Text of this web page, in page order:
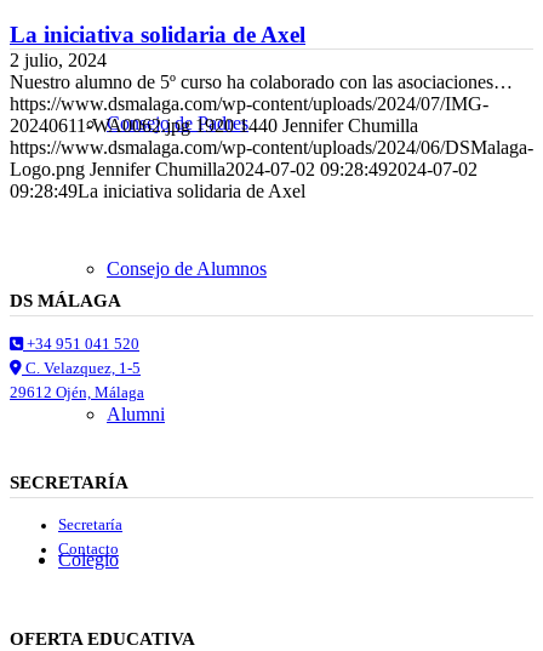
Consejo de Padres
Consejo de Alumnos
Alumni
Colegio
La iniciativa solidaria de Axel
2 julio, 2024
Nuestro alumno de 5º curso ha colaborado con las asociaciones…
https://www.dsmalaga.com/wp-content/uploads/2024/07/IMG-
20240611-WA0062.jpg 1920 1440 Jennifer Chumilla
https://www.dsmalaga.com/wp-content/uploads/2024/06/DSMalaga-
Logo.png Jennifer Chumilla2024-07-02 09:28:492024-07-02
09:28:49La iniciativa solidaria de Axel
DS MÁLAGA
+34 951 041 520
C. Velazquez, 1-5
29612 Ojén, Málaga
SECRETARÍA
Secretaría
Contacto
OFERTA EDUCATIVA